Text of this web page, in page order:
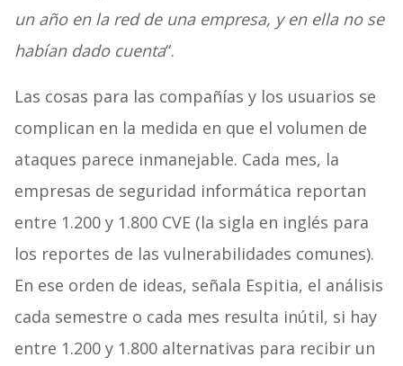
un año en la red de una empresa, y en ella no se
habían dado cuenta“.
Las cosas para las compañías y los usuarios se
complican en la medida en que el volumen de
ataques parece inmanejable. Cada mes, la
empresas de seguridad informática reportan
entre 1.200 y 1.800 CVE (la sigla en inglés para
los reportes de las vulnerabilidades comunes).
En ese orden de ideas, señala Espitia, el análisis
cada semestre o cada mes resulta inútil, si hay
entre 1.200 y 1.800 alternativas para recibir un